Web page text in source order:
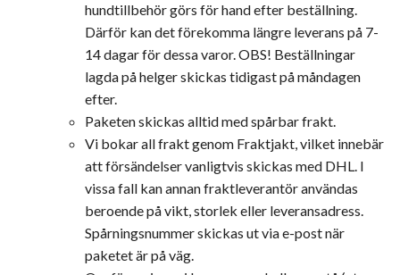
hundtillbehör görs för hand efter beställning.
Därför kan det förekomma längre leverans på 7-
14 dagar för dessa varor.OBS! Beställningar
lagda på helger skickas tidigast på måndagen
efter.
Paketen skickas alltid med spårbar frakt.
Vi bokar all frakt genom Fraktjakt, vilket innebär
att försändelser vanligtvis skickas med DHL. I
vissa fall kan annan fraktleverantör användas
beroende på vikt, storlek eller leveransadress.
Spårningsnummer skickas ut via e-post när
paketet är på väg.